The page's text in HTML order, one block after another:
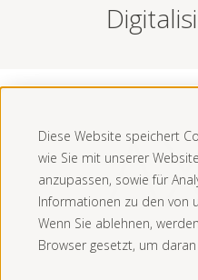
Diese Website speichert
wie Sie mit unserer
anzupassen, sowie für
Informationen zu den von
Wenn Sie ablehnen,
Browser gesetzt, um